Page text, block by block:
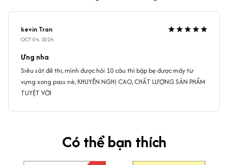
kevin Tran
OCT 04, 2024
Ưng nha
Siêu sát đề thi, mình được hỏi 10 câu thì bập bẹ được mấy từ
vựng xong pass nè, KHUYẾN NGHỊ CAO, CHẤT LƯỢNG SẢN PHẨM
TUYỆT VỜI
Có thể bạn thích